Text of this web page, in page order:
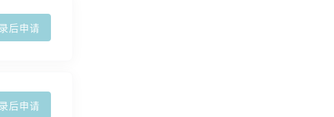
后申请
后申请